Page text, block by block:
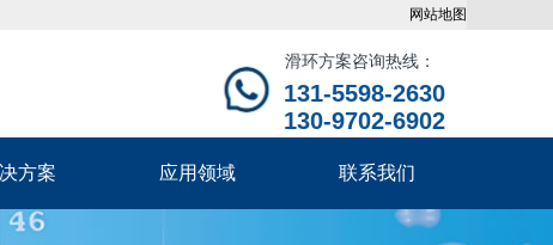
131-5598-2630
130-9702-6902
滑环方案咨询热线：
网站地图
方案 应用领域 联系我们